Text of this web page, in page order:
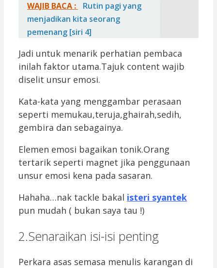
WAJIB BACA :
Rutin pagi yang
menjadikan kita seorang
pemenang [siri 4]
Jadi untuk menarik perhatian pembaca
inilah faktor utama.Tajuk content wajib
diselit unsur emosi.
Kata-kata yang menggambar perasaan
seperti memukau,teruja,ghairah,sedih,
gembira dan sebagainya.
Elemen emosi bagaikan tonik.Orang
tertarik seperti magnet jika penggunaan
unsur emosi kena pada sasaran.
Hahaha…nak tackle bakal isteri syantek
pun mudah ( bukan saya tau !)
2.Senaraikan isi-isi penting
Perkara asas semasa menulis karangan di